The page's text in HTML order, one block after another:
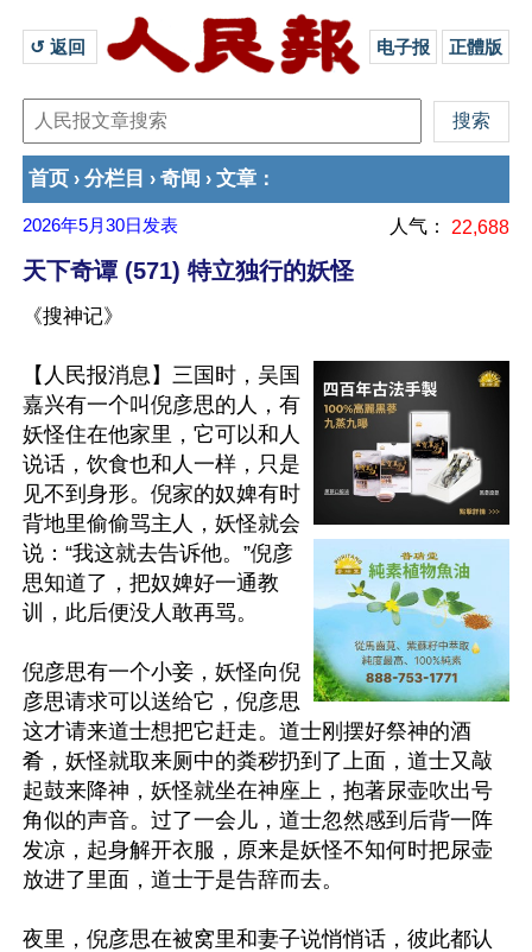
↺ 返回 电子报 正體版
首页 › 分栏目 › 奇闻 › 文章 ：
2026年5月30日 发表 人气： 22,688
天下奇谭 (571) 特立独行的妖怪
《搜神记》
【人民报消息】三国时，吴国
嘉兴有一个叫倪彦思的人，有
妖怪住在他家里，它可以和人
说话，饮食也和人一样，只是
见不到身形。倪家的奴婢有时
背地里偷偷骂主人，妖怪就会
说：“我这就去告诉他。”倪彦
思知道了，把奴婢好一通教
训，此后便没人敢再骂。
倪彦思有一个小妾，妖怪向倪
彦思请求可以送给它，倪彦思
这才请来道士想把它赶走。道士刚摆好祭神的酒
肴，妖怪就取来厕中的粪秽扔到了上面，道士又敲
起鼓来降神，妖怪就坐在神座上，抱著尿壶吹出号
角似的声音。过了一会儿，道士忽然感到后背一阵
发凉，起身解开衣服，原来是妖怪不知何时把尿壶
放进了里面，道士于是告辞而去。
夜里，倪彦思在被窝里和妻子说悄悄话，彼此都认